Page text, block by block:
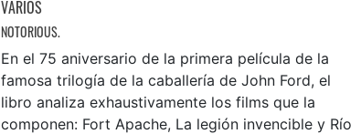
VARIOS
NOTORIOUS.
En el 75 aniversario de la primera película de la
famosa trilogía de la caballería de John Ford, el
libro analiza exhaustivamente los films que la
componen: Fort Apache, La legión invencible y Río